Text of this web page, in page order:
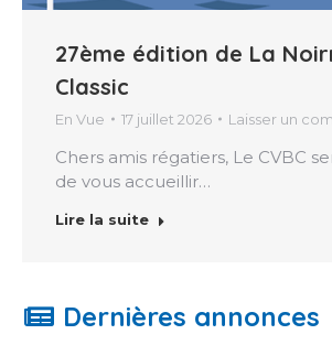
27ème édition de La
Classic
En Vue 17 juillet 2026 Laisser un
Chers amis régatiers, Le CVBC
de vous accueillir…
Lire la suite
Dernières annonces